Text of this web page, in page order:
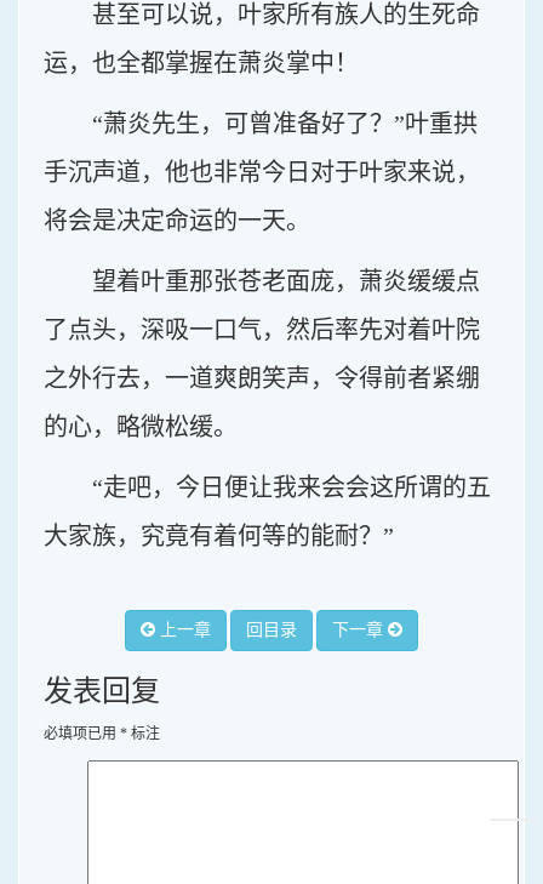
甚至可以说，叶家所有族人的生死命
运，也全都掌握在萧炎掌中！
“萧炎先生，可曾准备好了？”叶重拱
手沉声道，他也非常今日对于叶家来说，
将会是决定命运的一天。
望着叶重那张苍老面庞，萧炎缓缓点
了点头，深吸一口气，然后率先对着叶院
之外行去，一道爽朗笑声，令得前者紧绷
的心，略微松缓。
“走吧，今日便让我来会会这所谓的五
大家族，究竟有着何等的能耐？”
上一章 回目录 下一章
发表回复
必填项已用 * 标注